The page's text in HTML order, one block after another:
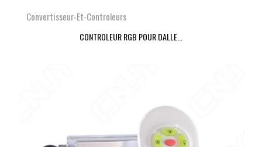
Convertisseur-Et-Controleurs
CONTROLEUR RGB POUR DALLE...